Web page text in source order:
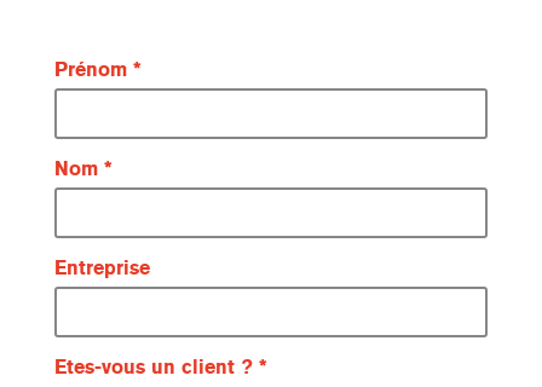
Prénom
Nom
Entreprise
Etes-vous un client ?